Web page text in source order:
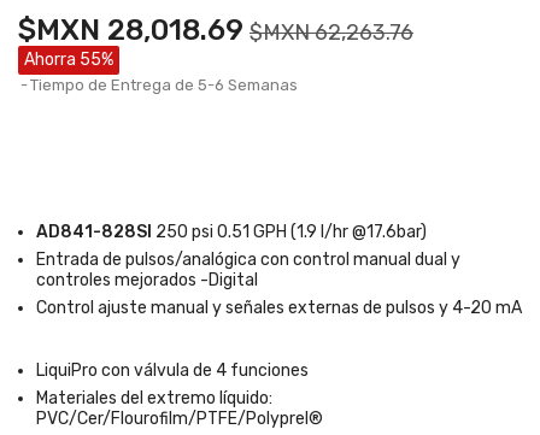
$MXN 28,018.69 $MXN 62,263.76
Ahorra 55%
Tiempo de Entrega de 5-6 Semanas
AD841 -828SI 250 psi 0.51 GPH (1.9 l/hr @17.6bar)
Entrada de pulsos/analógica con control manual dual y
controles mejorados -Digital
Control ajuste manual y señales externas de pulsos y 4-20 mA
LiquiPro con válvula de 4 funciones
Materiales del extremo líquido:
PVC/Cer/Flourofilm/PTFE/Polyprel®